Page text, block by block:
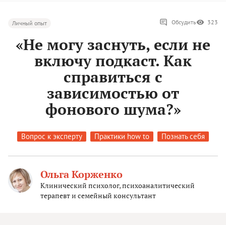
Личный опыт Обсудить 323
«Не могу заснуть, если не
включу подкаст. Как
справиться с
зависимостью от
фонового шума?»
Вопрос к эксперту Практики how to Познать себя
Ольга Корженко
Клинический психолог, психоаналитический
терапевт и семейный консультант